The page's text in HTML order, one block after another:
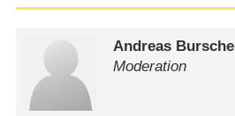
Andreas Bursche
Moderation